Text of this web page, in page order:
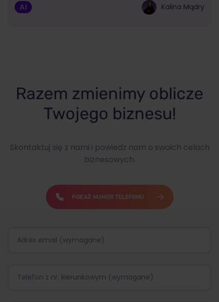
AI Kalina Mądry
Razem zmienimy oblicze
Twojego biznesu!
Skontaktuj się z nami i powiedz nam o swoich celach
biznesowych.
POKAŻ NUMER TELEFONU